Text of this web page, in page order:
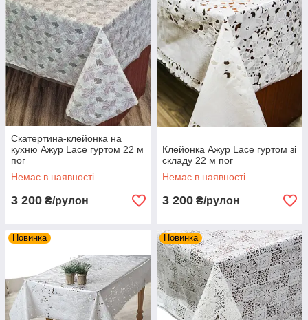
Скатертина-клейонка на
кухню Ажур Lace гуртом 22 м
пог
Немає в наявності
3 200 ₴/рулон
Клейонка Ажур Lace гуртом зі
складу 22 м пог
Немає в наявності
3 200 ₴/рулон
Новинка Новинка